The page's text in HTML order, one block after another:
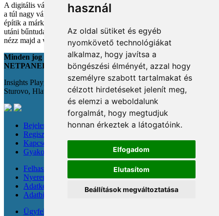
használ
Az oldal sütiket és egyéb
nyomkövető technológiákat
alkalmaz, hogy javítsa a
böngészési élményét, azzal hogy
személyre szabott tartalmakat és
célzott hirdetéseket jelenít meg,
és elemzi a weboldalunk
forgalmát, hogy megtudjuk
honnan érkeztek a látogatóink.
Elfogadom
Elutasítom
Beállítások megváltoztatása
A digitális vásárlás kényelmes, de tele van pszichológiai csapdákkal
a túl nagy választéktól a hosszas böngészésig. Megmutatjuk, hogyan
építik a márkák a bizalmadat online, és miként kerüld el a vásárlás
utáni bűntudatot tudatos döntésekkel. Készülj fel, hogy máshogy
nézz majd a webshopokra!
Minden jog fenntartva
NETPANEL
Insights Playground s.r.o.;
Sturovo, Hlavná 22., 943 01
Bejelentkezés
Regisztráció
Kapcsolat
Gyakori kérdések
Felhasználási feltételek
Nyereménysorsolási szabályzat
Adatkezelési tájékoztató
Adatbiztonság
Ügyfeleknek & újságíróknak